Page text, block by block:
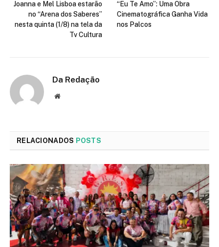
Joanna e Mel Lisboa estarão
no “Arena dos Saberes”
nesta quinta (1/8) na tela da
Tv Cultura
“Eu Te Amo”: Uma Obra
Cinematográfica Ganha Vida
nos Palcos
Da Redação
Site
RELACIONADOS POSTS